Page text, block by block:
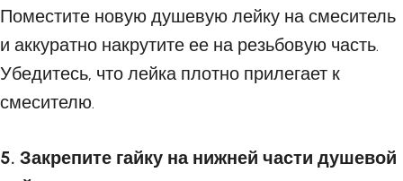
Поместите новую душевую лейку на смеситель
и аккуратно накрутите ее на резьбовую часть.
Убедитесь, что лейка плотно прилегает к
смесителю.
5. Закрепите гайку на нижней части душевой